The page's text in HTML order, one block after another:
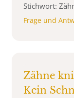
Stichwort:
Frage und
Zähne
Kein